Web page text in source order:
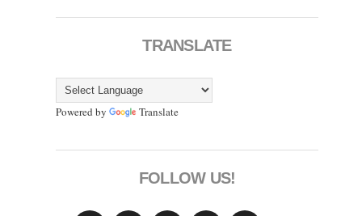
TRANSLATE
Powered by Translate
FOLLOW US!